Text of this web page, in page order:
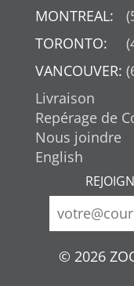
MONTREAL:
TORONTO:
VANCOUVER:
Livraison
Repérage de
Nous joindre
English
© 2026